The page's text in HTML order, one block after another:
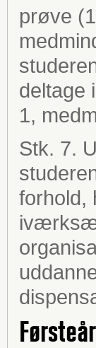
prøve
deltage
1,
Stk. 7.
forhold,